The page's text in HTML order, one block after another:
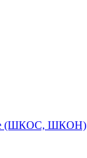
(ШКОС, ШКОН)